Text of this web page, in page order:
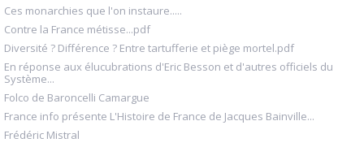
Ces monarchies que l'on instaure.....
Contre la France métisse...pdf
Diversité ? Différence ? Entre tartufferie et piège mortel.pdf
En réponse aux élucubrations d'Eric Besson et d'autres officiels du
Système...
Folco de Baroncelli Camargue
France info présente L'Histoire de France de Jacques Bainville...
Frédéric Mistral